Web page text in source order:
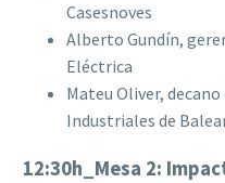
Casesnoves
Alberto Gundín,
Eléctrica
Mateu Oliver,
Industriales de
12:30h_Mesa 2: